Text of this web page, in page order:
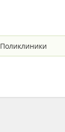
Поликлиники